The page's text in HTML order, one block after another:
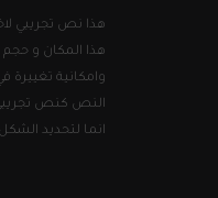
هذا نص تجريبي
هذا المكان و
وامكانية
النص كنص
انما لتحديد